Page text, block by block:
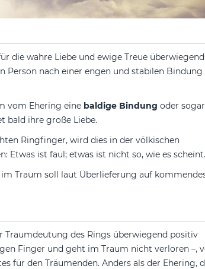
die wahre Liebe und ewige Treue
Person nach einer engen und stabilen Bindung
vom Ehering eine baldige Bindung oder sogar
bald ihre große Liebe.
Ringfinger, wird dies in der völkischen
Etwas ist faul; etwas ist nicht so, wie es scheint.
Traum soll laut Überlieferung auf
Traumdeutung des Rings überwiegend positiv
Finger und geht im Traum nicht verloren –,
für den Träumenden. Anders als der Ehering,